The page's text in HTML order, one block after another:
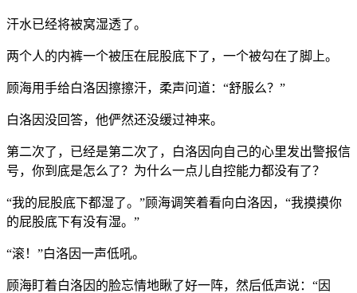
汗水已经将被窝湿透了。
两个人的内裤一个被压在屁股底下了，一个被勾在了脚上。
顾海用手给白洛因擦擦汗，柔声问道：“舒服么？”
白洛因没回答，他俨然还没缓过神来。
第二次了，已经是第二次了，白洛因向自己的心里发出警报信
号，你到底是怎么了？为什么一点儿自控能力都没有了？
“我的屁股底下都湿了。”顾海调笑着看向白洛因，“我摸摸你
的屁股底下有没有湿。”
“滚！”白洛因一声低吼。
顾海盯着白洛因的脸忘情地瞅了好一阵，然后低声说：“因